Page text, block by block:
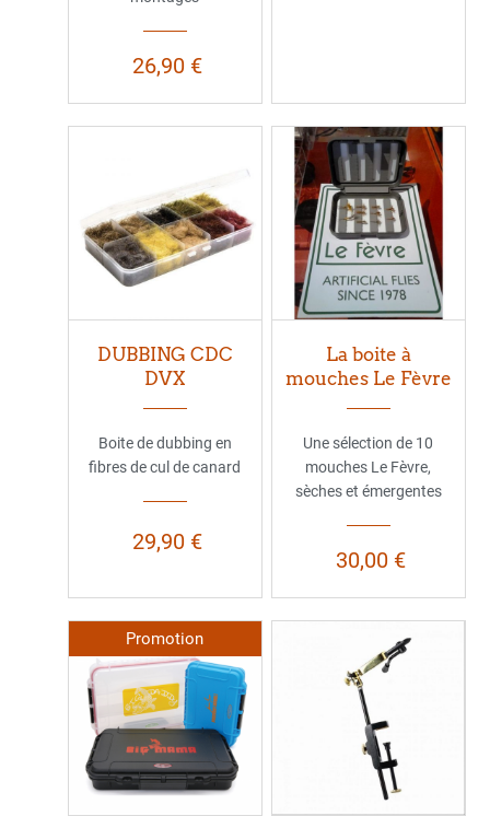
26,90 €
DUBBING CDC
DVX
Boite de dubbing en
fibres de cul de canard
29,90 €
La boite à
mouches Le Fèvre
Une sélection de 10
mouches Le Fèvre,
sèches et émergentes
30,00 €
Promotion